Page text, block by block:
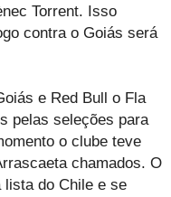
Torrent. Isso
contra o Goiás será
e Red Bull o Fla
pelas seleções para
o clube teve
chamados. O
lista do Chile e se